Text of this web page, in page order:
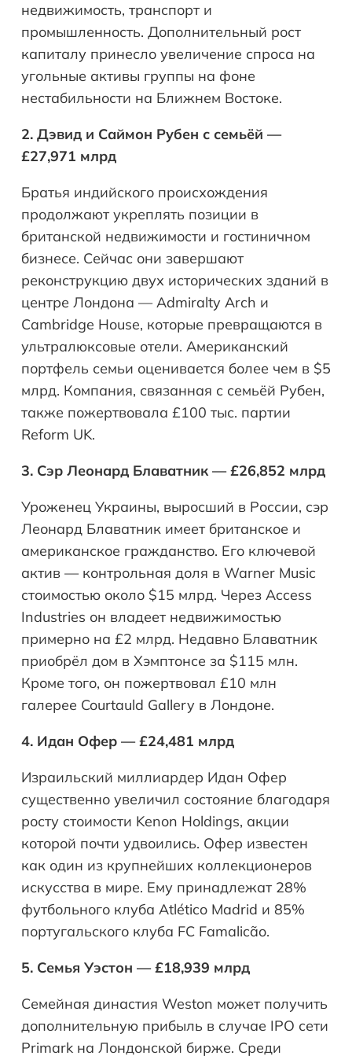
недвижимость, транспорт и
промышленность. Дополнительный рост
капиталу принесло увеличение спроса на
угольные активы группы на фоне
нестабильности на Ближнем Востоке.
2. Дэвид и Саймон Рубен с семьёй —
£27,971 млрд
Братья индийского происхождения
продолжают укреплять позиции в
британской недвижимости и гостиничном
бизнесе. Сейчас они завершают
реконструкцию двух исторических зданий в
центре Лондона — Admiralty Arch и
Cambridge House, которые превращаются в
ультралюксовые отели. Американский
портфель семьи оценивается более чем в $5
млрд. Компания, связанная с семьёй Рубен,
также пожертвовала £100 тыс. партии
Reform UK.
3. Сэр Леонард Блаватник — £26,852 млрд
Уроженец Украины, выросший в России, сэр
Леонард Блаватник имеет британское и
американское гражданство. Его ключевой
актив — контрольная доля в Warner Music
стоимостью около $15 млрд. Через Access
Industries он владеет недвижимостью
примерно на £2 млрд. Недавно Блаватник
приобрёл дом в Хэмптонсе за $115 млн.
Кроме того, он пожертвовал £10 млн
галерее Courtauld Gallery в Лондоне.
4. Идан Офер — £24,481 млрд
Израильский миллиардер Идан Офер
существенно увеличил состояние благодаря
росту стоимости Kenon Holdings, акции
которой почти удвоились. Офер известен
как один из крупнейших коллекционеров
искусства в мире. Ему принадлежат 28%
футбольного клуба Atlético Madrid и 85%
португальского клуба FC Famalicão.
5. Семья Уэстон — £18,939 млрд
Семейная династия Weston может получить
дополнительную прибыль в случае IPO сети
Primark на Лондонской бирже. Среди